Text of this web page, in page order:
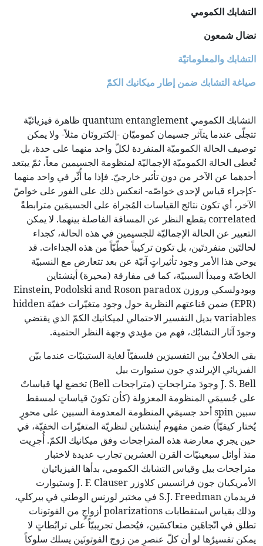
التشابك الكمومي
نضال شمعون
التشابك والمعلوماتيّة
صياغة التشابك ضمن إطار ميكانيك الكمّ
التشابك الكمومي quantum entanglement ظاهرة فيزيائيّة
تتجلّى عندما يتآثر جسيمان كموميّان -إلكترونَان مثلاً- ولا يمكن
توصيف الحالة الكموميّة المنفردة لكلّ واحد منهما على حدة، بل
تُعطى الحالة الكموميّة الإجماليّة لمنظومة الجسيمين معاً، ثمّ يبتعد
أحدهما عن الآخر من دون تأثير خارجيّ. فإذا ما أُثّر في واحد منهما
-كإجراء قياس لإحدى خواصّه- انعكس ذلك على الفور على خواصّ
الآخر، أي تكون نتائج القياسات المُجراة على الجسيمَين مترابطةً
correlated بقطع النظر عن المسافة الفاصلة بينهما. لا يمكن
التعبير عن الحالة الإجماليّة للجسيمين في هذه الحالة، كجداء
لحالتَين منفردتَين، بل تكون تركيباً خطّيّاً من هذه الجداءات. قد
يوحي هذا الأمر وجود تأثيراتٍ آنيّة عن بعد تتعارض مع النسبيّة
الخاصّة ومبدأ السببيّة، كما في مفارقة (محيرة) أينشتاين
وبودولسكي وروزن Einstein, Podolski and Roson paradox
(EPR) ضمن قناعتهم النظرية حول وجود متغيّرات خفيّة hidden
variables بديل التفسير الاحتمالي لميكانيك الكمّ الذي يقتضي
وجودَ آثار التشابُك، فهم من مؤيدي وجهة النظر الحتمية.
بقي الخلافُ بين التفسيرَين فلسفيّاً لغاية الستينيّات عندما بيّن
الفيزيائي الإيرلندي جون ستيوارت بيل
J. S. Bell وجودَ متراجحاتٍ (متراجحات Bell) تخضع لها قياساتٌ
على جُسيمَي المنظومة المعزولة (كأن تكونَ قياساتٍ لمسقط
سبين spin أحد جسيمَي المنظومة المعدومة السبين على محورٍ
يُختار كيفيّاً) ضمن مفهوم أينشتاين لنظريّة المتغيّرات الخفيّة، في
حين يجري معارضة هذه المتراجحات وفق ميكانيك الكمّ. أُجرِيت
منذ أوائل سبعينيّات القرن العشرين تجارب عديدة لاختبار
متراجحات بيل وقياس التشابك الكمومي، بدأها الفيزيائيان
الأمريكيان جون فرانسيس كلاوزر J. F. Clauser وستيوارت
فريدمان S.J. Freedman في مختبر لورنس الوطني في بيركلي،
وذلك بقياس استقطابات polarizations أزواجٍ من الفوتونات
تطلق في اتّجاهَين متعاكسَين، فيُحصل تجريبيّاً على ترابُطاتٍ لا
يمكن تفسيرُها لو أن كلّ عنصرٍ من زوج الفوتونَين يسلك سلوكاً